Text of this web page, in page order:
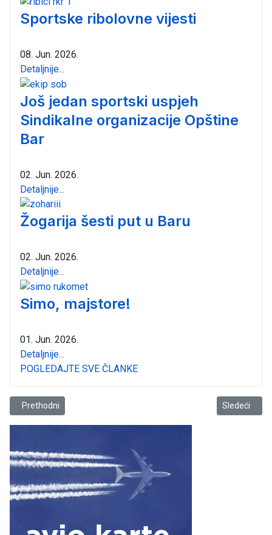
Sportske ribolovne vijesti
08. Jun. 2026.
Detaljnije...
Još jedan sportski uspjeh
Sindikalne organizacije Opštine
Bar
02. Jun. 2026.
Detaljnije...
Žogarija šesti put u Baru
02. Jun. 2026.
Detaljnije...
Simo, majstore!
01. Jun. 2026.
Detaljnije...
POGLEDAJTE SVE ČLANKE
Prethodni članak: Dubai nadigrao Mornar
Prethodni Sledeći
Sledeći